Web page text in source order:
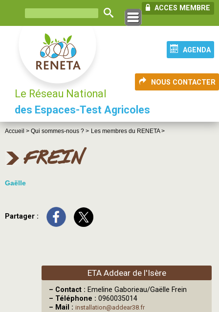
ACCES MEMBRE
AGENDA
NOUS CONTACTER
Le Réseau National
des Espaces-Test Agricoles
Accueil > Qui sommes-nous ? > Les membres du RENETA >
FREIN
Gaëlle
Partager :
ETA Addear de l'Isère
– Contact : Emeline Gaborieau/Gaëlle Frein
– Téléphone : 0960035014
– Mail : installation@addear38.fr